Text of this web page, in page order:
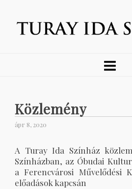
Közlemény
ápr 8, 2020
A Turay Ida Színház
Színházban, az Óbudai
a Ferencvárosi Művelődési
előadások kapcsán